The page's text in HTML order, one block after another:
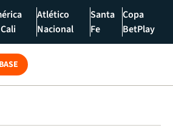
Atlético
Nacional
Santa
Fe
Copa
BetPlay